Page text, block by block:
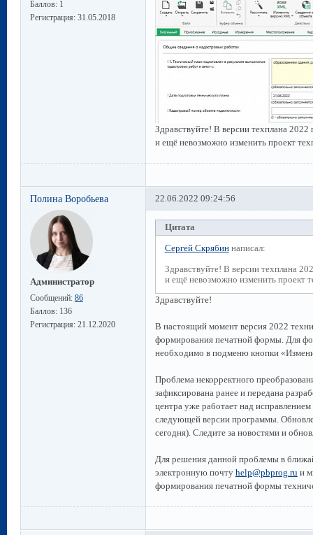
Баллов: 1
Регистрация: 31.05.2018
Здравствуйте! В версии техплана
и ещё невозможно изменить проект
Полина Воробьева
Администратор
Сообщений: 86
Баллов: 136
Регистрация: 21.12.2020
22.06.2022 09:24:56
Цитата
Сергей Скрябиннаписал:
Здравствуйте! В версии техплана
и ещё невозможно изменить проект
Здравствуйте!
В настоящий момент версия 2022
формирования печатной формы. Для
необходимо в подменю кнопки
Проблема некорректного
зафиксирована ранее и передана
центра уже работает над
следующей версии программы.
сегодня). Следите за новостями и
Для решения данной проблемы в
электронную почту help@pbprog.ruи
формирования печатной формы